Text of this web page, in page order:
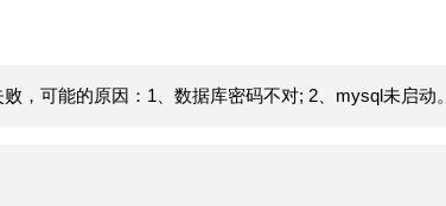
，可能的原因：1、数据库密码不对; 2、mysql未启动。